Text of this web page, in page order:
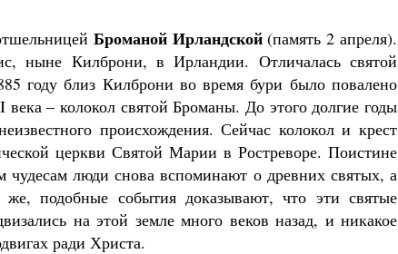
Броманой Ирландской(память 2 апреля).
ныне Килброни, в Ирландии. Отличалась святой
году близ Килброни во время бури было повалено
– колокол святой Броманы. До этого долгие годы
происхождения. Сейчас колокол и крест
церкви Святой Марии в Ростреворе. Поистине
люди снова вспоминают о древних святых, а
подобные события доказывают, что эти святые
на этой земле много веков назад, и никакое
ради Христа.